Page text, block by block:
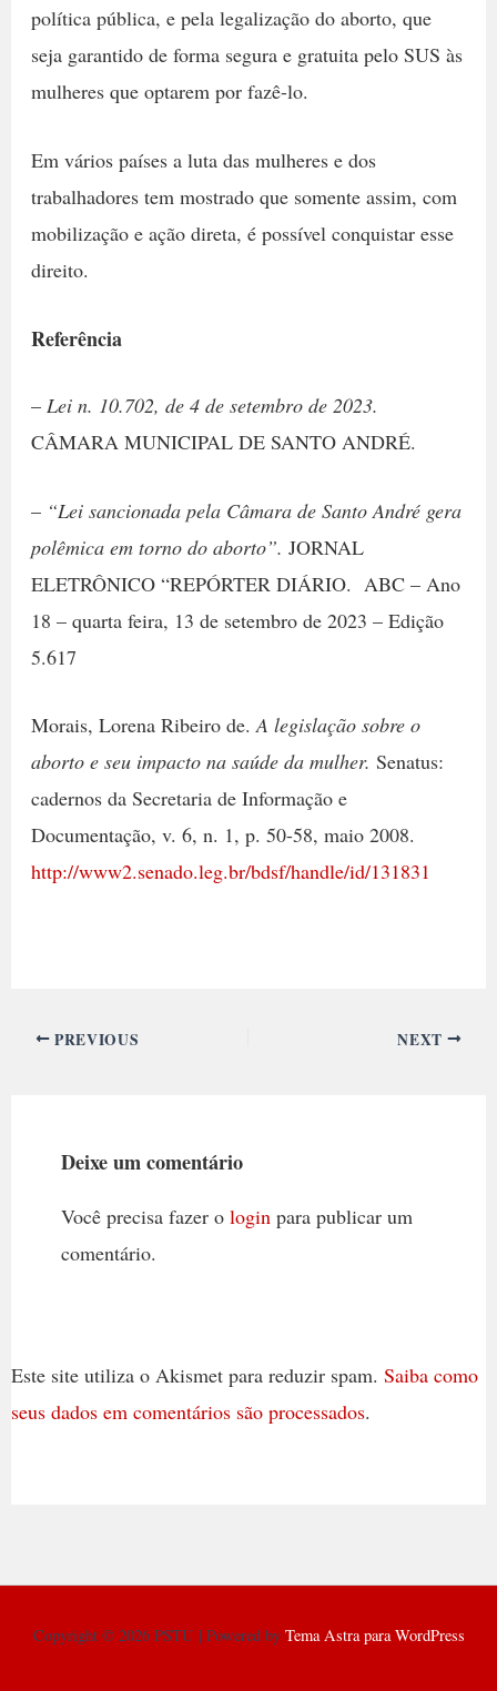
política pública, e pela legalização do aborto, que
seja garantido de forma segura e gratuita pelo SUS às
mulheres que optarem por fazê-lo.
Em vários países a luta das mulheres e dos
trabalhadores tem mostrado que somente assim, com
mobilização e ação direta, é possível conquistar esse
direito.
Referência
– Lei n. 10.702, de 4 de setembro de 2023.
CÂMARA MUNICIPAL DE SANTO ANDRÉ.
– “Lei sancionada pela Câmara de Santo André gera
polêmica em torno do aborto”. JORNAL
ELETRÔNICO “REPÓRTER DIÁRIO. ABC – Ano
18 – quarta feira, 13 de setembro de 2023 – Edição
5.617
Morais, Lorena Ribeiro de.A legislação sobre o
aborto e seu impacto na saúde da mulher. Senatus:
cadernos da Secretaria de Informação e
Documentação, v. 6, n. 1, p. 50-58, maio 2008.
http://www2.senado.leg.br/bdsf/handle/id/131831
PREVIOUS NEXT
Deixe um comentário
Você precisa fazer o loginpara publicar um
comentário.
Este site utiliza o Akismet para reduzir spam. Saiba como
seus dados em comentários são processados.
Copyright © 2026 PSTU | Powered by Tema Astra para WordPress